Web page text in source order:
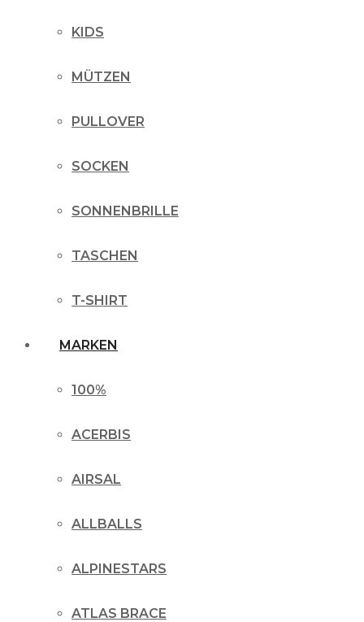
KIDS
MÜTZEN
PULLOVER
SOCKEN
SONNENBRILLE
TASCHEN
T-SHIRT
MARKEN
100%
ACERBIS
AIRSAL
ALLBALLS
ALPINESTARS
ATLAS BRACE